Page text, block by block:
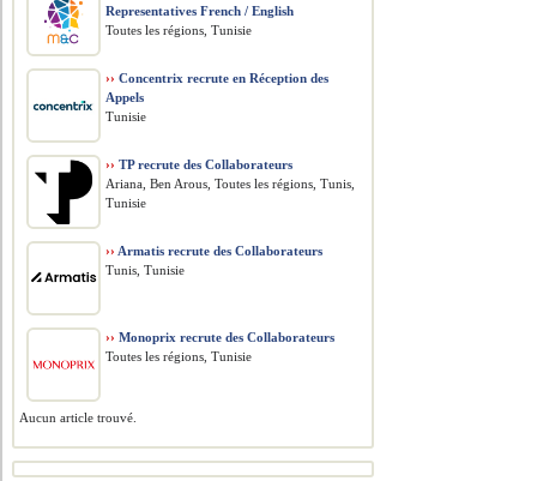
Representatives French / English
Toutes les régions, Tunisie
›› Concentrix recrute en Réception des
Appels
Tunisie
›› TP recrute des Collaborateurs
Ariana, Ben Arous, Toutes les régions, Tunis,
Tunisie
›› Armatis recrute des Collaborateurs
Tunis, Tunisie
›› Monoprix recrute des Collaborateurs
Toutes les régions, Tunisie
Aucun article trouvé.